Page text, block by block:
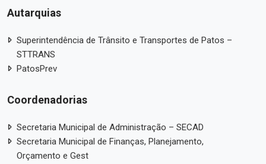
Autarquias
Superintendência de Trânsito e Transportes de Patos –
STTRANS
PatosPrev
Coordenadorias
Secretaria Municipal de Administração – SECAD
Secretaria Municipal de Finanças, Planejamento,
Orçamento e Gest